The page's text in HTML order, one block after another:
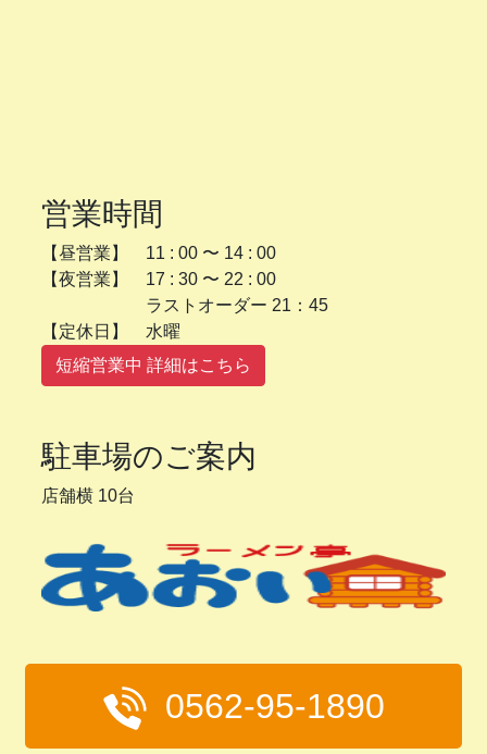
営業時間
【昼営業】 11 : 00 〜 14 : 00
【夜営業】 17 : 30 〜 22 : 00
ラストオーダー 21：45
【定休日】 水曜
短縮営業中 詳細はこちら
駐車場のご案内
店舗横 10台
0562-95-1890